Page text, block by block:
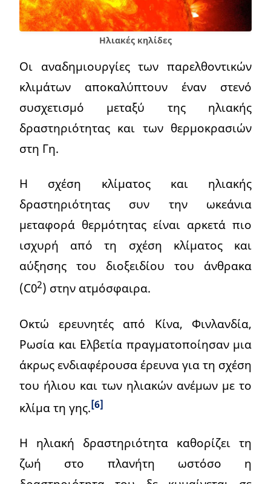
Ηλιακές κηλίδες
Οι αναδημιουργίες των παρελθοντικών
κλιμάτων αποκαλύπτουν έναν στενό
συσχετισμό μεταξύ της ηλιακής
δραστηριότητας και των θερμοκρασιών
στη Γη.
Η σχέση κλίματος και ηλιακής
δραστηριότητας συν την ωκεάνια
μεταφορά θερμότητας είναι αρκετά πιο
ισχυρή από τη σχέση κλίματος και
αύξησης του διοξειδίου του άνθρακα
(C02) στην ατμόσφαιρα.
Οκτώ ερευνητές από Κίνα, Φινλανδία,
Ρωσία και Ελβετία πραγματοποίησαν μια
άκρως ενδιαφέρουσα έρευνα για τη σχέση
του ήλιου και των ηλιακών ανέμων με το
κλίμα τη γης.[6]
Η ηλιακή δραστηριότητα καθορίζει τη
ζωή στο πλανήτη ωστόσο η